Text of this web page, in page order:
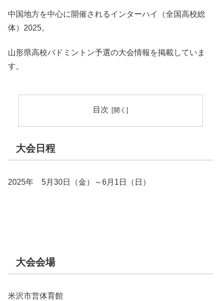
中国地方を中心に開催されるインターハイ（全国高校総
体）2025。
山形県高校バドミントン予選の大会情報を掲載していま
す。
目次
大会日程
2025年 5月30日（金）～6月1日（日）
大会会場
米沢市営体育館